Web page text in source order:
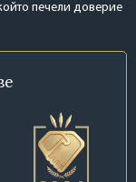
печели доверие